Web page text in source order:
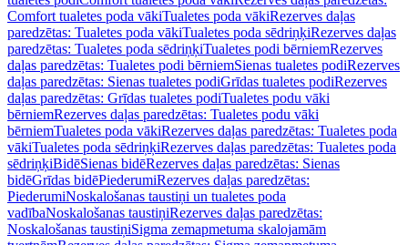
Comfort tualetes poda vākiTualetes poda vākiRezerves daļas
paredzētas: Tualetes poda vākiTualetes poda sēdriņķiRezerves daļas
paredzētas: Tualetes poda sēdriņķiTualetes podi bērniemRezerves
daļas paredzētas: Tualetes podi bērniemSienas tualetes podiRezerves
daļas paredzētas: Sienas tualetes podiGrīdas tualetes podiRezerves
daļas paredzētas: Grīdas tualetes podiTualetes podu vāki
bērniemRezerves daļas paredzētas: Tualetes podu vāki
bērniemTualetes poda vākiRezerves daļas paredzētas: Tualetes poda
vākiTualetes poda sēdriņķiRezerves daļas paredzētas: Tualetes poda
sēdriņķiBidēSienas bidēRezerves daļas paredzētas: Sienas
bidēGrīdas bidēPiederumiRezerves daļas paredzētas:
PiederumiNoskalošanas taustiņi un tualetes poda
vadībaNoskalošanas taustiņiRezerves daļas paredzētas:
Noskalošanas taustiņiSigma zemapmetuma skalojamām